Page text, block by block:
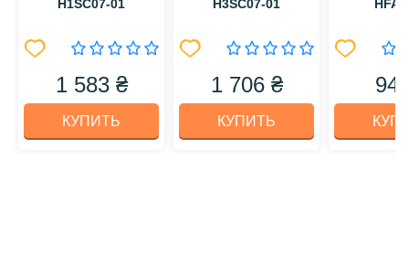
H1SC07-01
1 583 ₴
КУПИТЬ
H3SC07-01
1 706 ₴
КУПИТЬ